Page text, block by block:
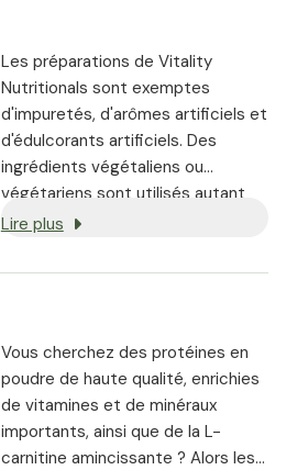
substitut d'un repas ou comme
en-cas.
Les préparations de Vitality
Nutritionals sont exemptes
d'impuretés, d'arômes artificiels et
d'édulcorants artificiels. Des
ingrédients végétaliens ou
végétariens sont utilisés autant
que possible, et chaque produit
Lire plus
Vous cherchez des protéines en
poudre de haute qualité, enrichies
de vitamines et de minéraux
importants, ainsi que de la L-
carnitine amincissante ? Alors les